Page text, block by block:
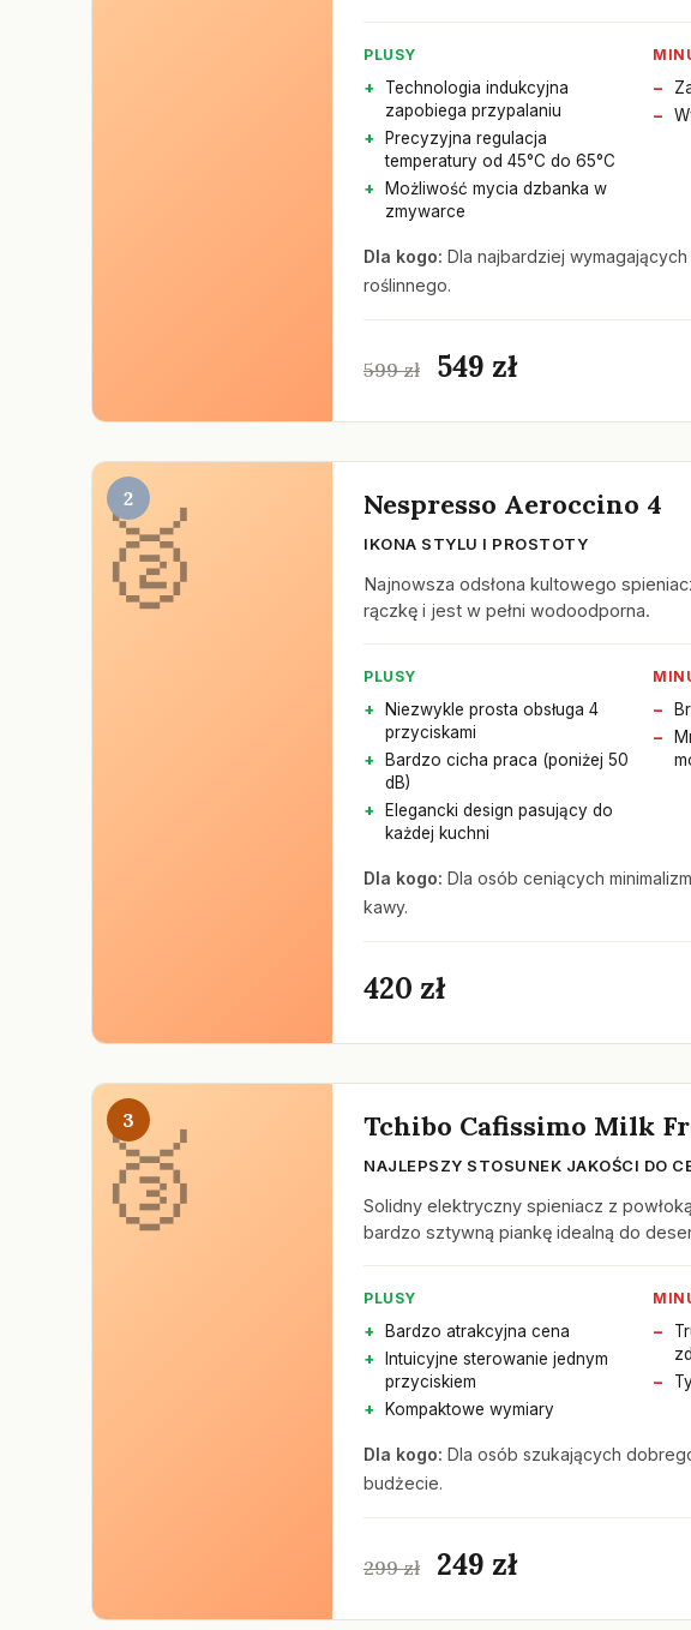
PLUSY
Technologia indukcyjna
zapobiega przypalaniu
Precyzyjna regulacja
temperatury od 45°C do 65°C
Możliwość mycia dzbanka w
zmywarce
Dla kogo: Dla najbardziej
roślinnego.
599 zł 549 zł
2 Nespresso Aeroccino 4
IKONA STYLU I PROSTOTY
Najnowsza odsłona kultowego
rączkę i jest w pełni wodoodporna.
PLUSY
Niezwykle prosta obsługa 4
przyciskami
Bardzo cicha praca (poniżej 50
dB)
Elegancki design pasujący do
każdej kuchni
Dla kogo: Dla osób ceniących
kawy.
420 zł
3 Tchibo Cafissimo Milk
NAJLEPSZY STOSUNEK JAKOŚCI DO
Solidny elektryczny spieniacz z
bardzo sztywną piankę idealną do
PLUSY
Bardzo atrakcyjna cena
Intuicyjne sterowanie jednym
przyciskiem
Kompaktowe wymiary
Dla kogo: Dla osób szukających
budżecie.
299 zł 249 zł